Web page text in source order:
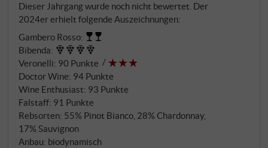
Edelstahl ausgebaut, zeigt sich der Wein
vielschichtig und präzise: zartfruchtige Noten von
Apfel, Zitrus und Melisse, begleitet von salziger
Mineralität und lebendiger Säure. Am Gaumen fein
balanciert, trocken und animierend – ein
ausdrucksstarker, biodynamischer Weißwein mit
kühler Eleganz und südtiroler Handschrift.
SUPERIORE.DE
Dieser Jahrgang wurde noch nicht bewertet. Der
2024er erhielt folgende Auszeichnungen:
Gambero Rosso:
Bibenda:
Veronelli: 90 Punkte
Doctor Wine: 94 Punkte
Wine Enthusiast: 93 Punkte
Falstaff: 91 Punkte
Rebsorten: 55% Pinot Bianco, 28% Chardonnay,
17% Sauvignon
Anbau: biodynamisch